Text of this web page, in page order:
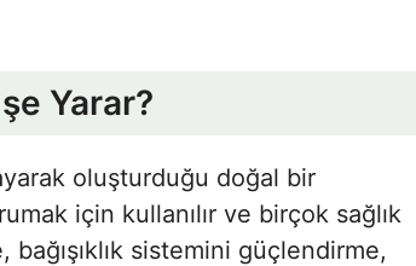
Yarar?
oluşturduğu doğal bir
için kullanılır ve birçok sağlık
sistemini güçlendirme,